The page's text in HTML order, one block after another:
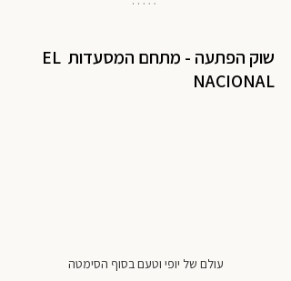
שוק הפתעה - מתחם המסעדות EL
NACIONAL
עולם של יופי וטעם בסוף הסימטה